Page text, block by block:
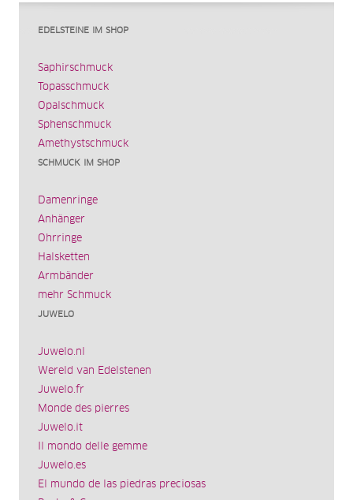
EDELSTEINE IM SHOP
Saphirschmuck
Topasschmuck
Opalschmuck
Sphenschmuck
Amethystschmuck
SCHMUCK IM SHOP
Damenringe
Anhänger
Ohrringe
Halsketten
Armbänder
mehr Schmuck
JUWELO
Juwelo.nl
Wereld van Edelstenen
Juwelo.fr
Monde des pierres
Juwelo.it
Il mondo delle gemme
Juwelo.es
El mundo de las piedras preciosas